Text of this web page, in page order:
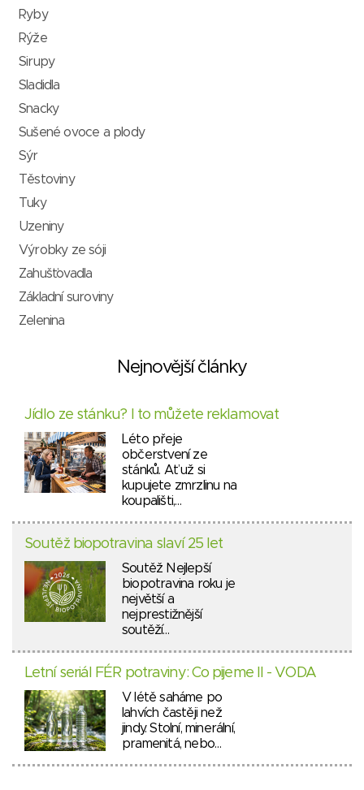
Ryby
Rýže
Sirupy
Sladidla
Snacky
Sušené ovoce a plody
Sýr
Těstoviny
Tuky
Uzeniny
Výrobky ze sóji
Zahušťovadla
Základní suroviny
Zelenina
Nejnovější články
Jídlo ze stánku? I to můžete reklamovat
Léto přeje
občerstvení ze
stánků. Ať už si
kupujete zmrzlinu na
koupališti,…
Soutěž biopotravina slaví 25 let
Soutěž Nejlepší
biopotravina roku je
největší a
nejprestižnější
soutěží…
Letní seriál FÉR potraviny: Co pijeme II - VODA
V létě saháme po
lahvích častěji než
jindy. Stolní, minerální,
pramenitá, nebo…